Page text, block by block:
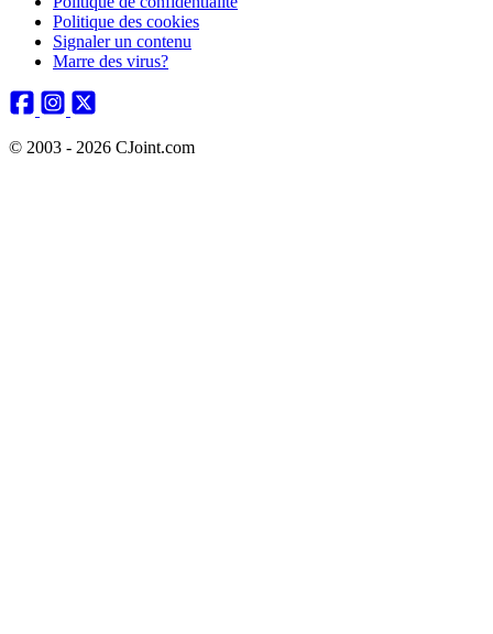
Politique des cookies
Signaler un contenu
Marre des virus?
© 2003 - 2026 CJoint.com